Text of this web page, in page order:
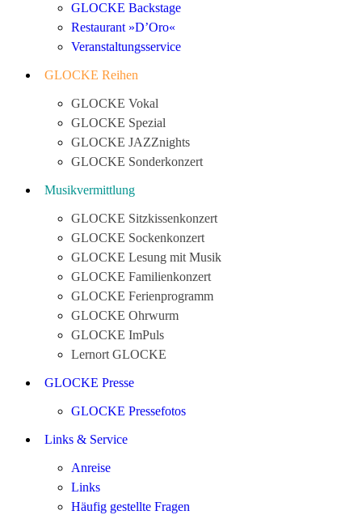
GLOCKE Backstage
Restaurant »D’Oro«
Veranstaltungsservice
GLOCKE Reihen
GLOCKE Vokal
GLOCKE Spezial
GLOCKE JAZZnights
GLOCKE Sonderkonzert
Musikvermittlung
GLOCKE Sitzkissenkonzert
GLOCKE Sockenkonzert
GLOCKE Lesung mit Musik
GLOCKE Familienkonzert
GLOCKE Ferienprogramm
GLOCKE Ohrwurm
GLOCKE ImPuls
Lernort GLOCKE
GLOCKE Presse
GLOCKE Pressefotos
Links & Service
Anreise
Links
Häufig gestellte Fragen